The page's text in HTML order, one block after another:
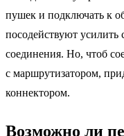
пушек и подключать к
посодействуют усилить
соединения. Но, чтоб
с маршрутизатором,
коннектором.
Возможно ли